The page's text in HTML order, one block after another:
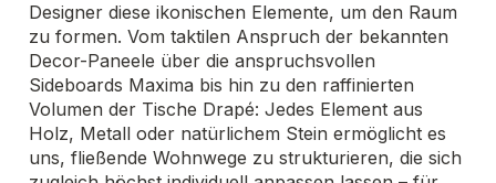
Designer diese ikonischen Elemente, um den Raum
zu formen. Vom taktilen Anspruch der bekannten
Decor-Paneele über die anspruchsvollen
Sideboards Maxima bis hin zu den raffinierten
Volumen der Tische Drapé: Jedes Element aus
Holz, Metall oder natürlichem Stein ermöglicht es
uns, fließende Wohnwege zu strukturieren, die sich